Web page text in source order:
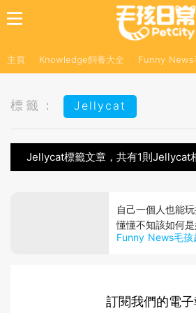
主頁 Knowledge飼養大全 Funny News
標籤： Jellycat
Jellycat標籤文章，共有1則Jellycat
Funny News毛孩
自己一個人也能
懂懂不知該如何
訂閱我們的電子